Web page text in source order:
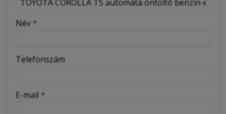
-
-
-
Név *
Telefonszám
E-mail *